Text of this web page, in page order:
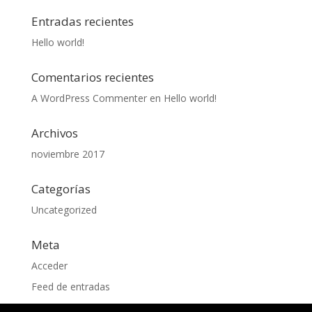
Entradas recientes
Hello world!
Comentarios recientes
A WordPress Commenteren Hello world!
Archivos
noviembre 2017
Categorías
Uncategorized
Meta
Acceder
Feed de entradas
Feed de comentarios